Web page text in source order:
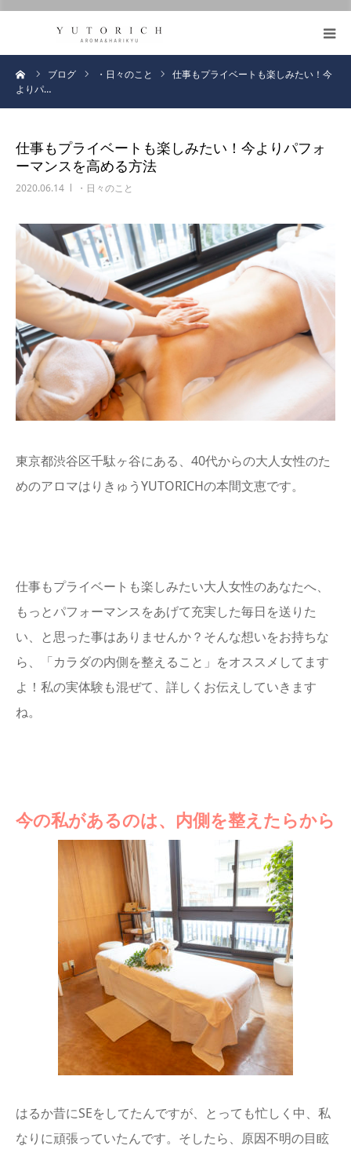
ブログ ・日々のこと
仕事もプライベートも楽しみたい！今
よりパ…
仕事もプライベートも楽しみたい！今よりパフォ
ーマンスを高める方法
2020.06.14 ・日々のこと
東京都渋谷区千駄ヶ谷にある、40代からの大人女性のた
めのアロマはりきゅうYUTORICHの本間文恵です。
仕事もプライベートも楽しみたい大人女性のあなたへ、
もっとパフォーマンスをあげて充実した毎日を送りた
い、と思った事はありませんか？そんな想いをお持ちな
ら、「カラダの内側を整えること」をオススメしてます
よ！私の実体験も混ぜて、詳しくお伝えしていきます
ね。
今の私があるのは、内側を整えたらから
はるか昔にSEをしてたんですが、とっても忙しく中、私
なりに頑張っていたんです。そしたら、原因不明の目眩
鍼灸とアロマの効果
メニュー
ブログ
プロフィール